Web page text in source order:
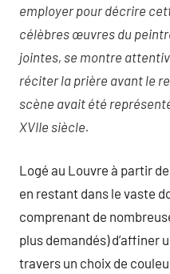
employer pour décrire
célèbres œuvres du
jointes, se montre
réciter la prière avant le
scène avait été
XVIIe siècle.
Logé au Louvre à partir de
en restant dans le vaste
comprenant de
plus demandés) d’affiner
travers un choix de